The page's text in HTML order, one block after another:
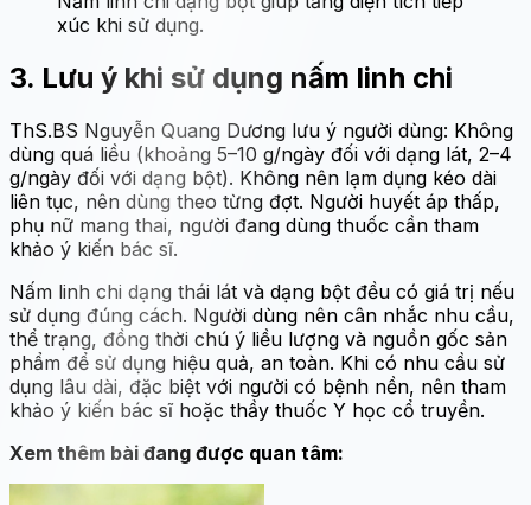
xúc khi sử dụng.
3. Lưu ý khi sử dụng nấm linh chi
ThS.BS Nguyễn Quang Dương lưu ý người dùng: Không
dùng quá liều (khoảng 5–10 g/ngày đối với dạng lát, 2–4
g/ngày đối với dạng bột). Không nên lạm dụng kéo dài
liên tục, nên dùng theo từng đợt. Người huyết áp thấp,
phụ nữ mang thai, người đang dùng thuốc cần tham
khảo ý kiến bác sĩ.
Nấm linh chi dạng thái lát và dạng bột đều có giá trị nếu
sử dụng đúng cách. Người dùng nên cân nhắc nhu cầu,
thể trạng, đồng thời chú ý liều lượng và nguồn gốc sản
phẩm để sử dụng hiệu quả, an toàn. Khi có nhu cầu sử
dụng lâu dài, đặc biệt với người có bệnh nền, nên tham
khảo ý kiến bác sĩ hoặc thầy thuốc Y học cổ truyền.
Xem thêm bài đang được quan tâm: